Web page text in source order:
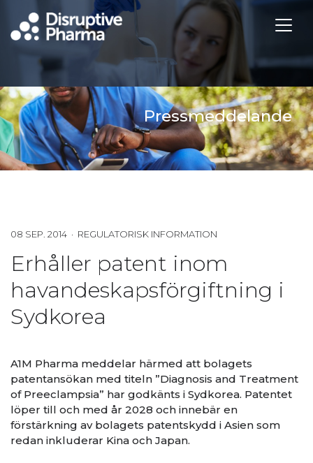
Pressmeddelande
08 SEP. 2014 · REGULATORISK INFORMATION
Erhåller patent inom
havandeskapsförgiftning i
Sydkorea
A1M Pharma meddelar härmed att bolagets
patentansökan med titeln ”Diagnosis and Treatment
of Preeclampsia” har godkänts i Sydkorea. Patentet
löper till och med år 2028 och innebär en
förstärkning av bolagets patentskydd i Asien som
redan inkluderar Kina och Japan.